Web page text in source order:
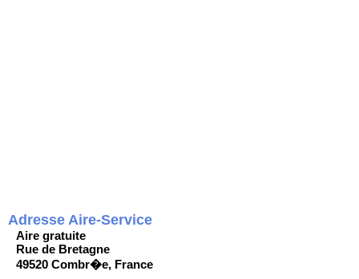
Adresse Aire-Service
Aire gratuite
Rue de Bretagne
49520 Combr�e, France